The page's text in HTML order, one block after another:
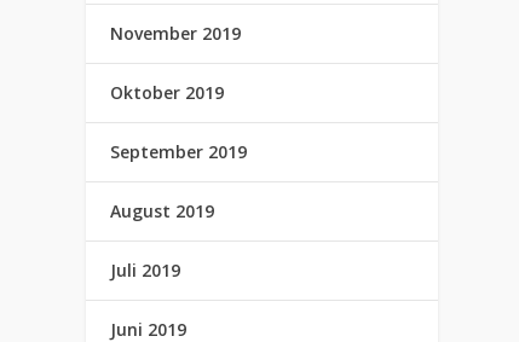
November 2019
Oktober 2019
September 2019
August 2019
Juli 2019
Juni 2019